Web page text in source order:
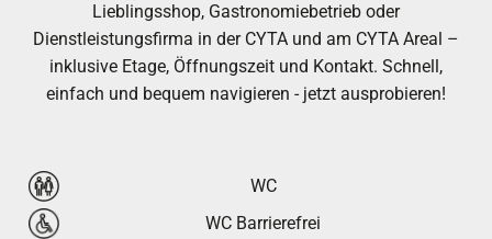
Centerplan
Unsere Shops
Sport & Spiel
Lieblingsshop, Gastronomiebetrieb oder
Dienstleistungsfirma in der CYTA und am CYTA Areal –
inklusive Etage, Öffnungszeit und Kontakt. Schnell,
einfach und bequem navigieren - jetzt ausprobieren!
WC
WC Barrierefrei